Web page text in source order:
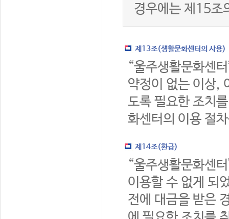
경우에는 제15조
제13조(생활문화센터의 사용)
“울주생활문화센
약정이 없는 이상,
도록 필요한 조치
화센터의 이용 절
제14조(환급)
“울주생활문화센
이용할 수 없게 되
전에 대금을 받은